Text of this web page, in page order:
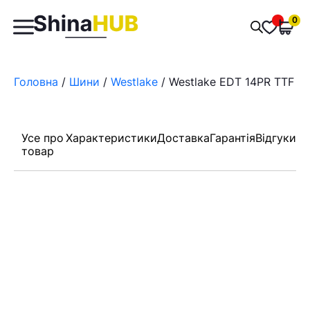
Пошук
товарів
0
Головна / Шини / Westlake / Westlаke EDT 14PR TTF
Усе про
товар
ХарактеристикиДоставкаГарантіяВідгуки